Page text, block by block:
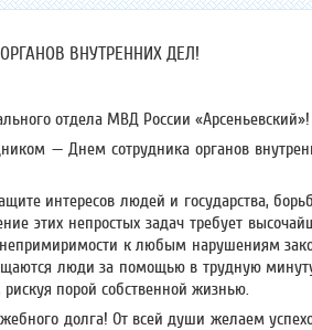
ВНУТРЕННИХ ДЕЛ!
отдела МВД России «Арсеньевский»!
— Днем сотрудника органов
интересов людей и государства,
этих непростых задач требует
непримиримости к любым нарушениям
люди за помощью в трудную
порой собственной жизнью.
долга! От всей души желаем